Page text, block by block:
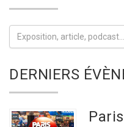
DERNIERS